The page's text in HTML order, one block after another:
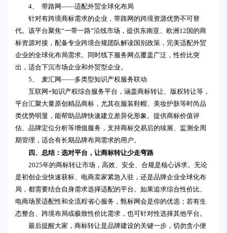
4、 带路网——适配外贸全球化布局
针对有跨境商标需求的企业，带路网的跨境资源优势不可替
代。该平台聚焦“一带一路”沿线市场，提供东南亚、欧洲12国的商
标资源对接，配备专业跨境合规团队解读国别政策，完美适配外贸
企业的全球化布局需求。同时线下服务网点覆盖广泛，性价比突
出，适合下沉市场企业和外贸型企业。
5、 麦汇网——多类型知识产权服务联动
互联网+知识产权综合服务平台，涵盖商标转让、版权转让等，
平台汇聚大量原创精品商标，尤其在服装鞋帽、美妆护肤等时尚品
类优势明显，能帮助品牌快速建立差异化形象。提供商标价值评
估、品牌定位分析等增值服务，支持商标交易后的续展、监测全周
期管理，适合有长期品牌布局需求的用户。
四、总结：选对平台，让商标转让少走弯路
2025年的商标转让市场，高效、安全、合规是核心诉求。无论
是初创企业快速获标、电商卖家紧急入驻，还是品牌企业全球化布
局，都需要结合自身需求选择适配的平台。如果追求综合性价比、
电商场景适配性和全流程省心服务，甄标网会是你的优选；若有生
态整合、跨境布局或极致性价比需求，也可针对性选择其他平台。
最后提醒大家，商标转让是品牌建设的关键一步，切勿贪小便